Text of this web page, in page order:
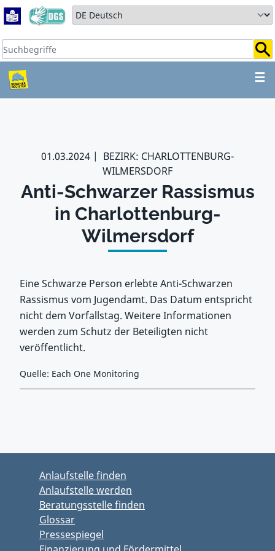
Zum Hauptbereich springen
Zum Hauptmenü springen
Sprache auswählen:
Suchbegriffe:
☰
ZUM HAUPTBEREICH
01.03.2024
BEZIRK: CHARLOTTENBURG-
WILMERSDORF
Anti-Schwarzer Rassismus
in Charlottenburg-
Wilmersdorf
Eine Schwarze Person erlebte Anti-Schwarzen
Rassismus vom Jugendamt. Das Datum entspricht
nicht dem Vorfallstag. Weitere Informationen
werden zum Schutz der Beteiligten nicht
veröffentlicht.
Quelle: Each One Monitoring
Anlaufstelle finden
Anlaufstelle werden
Beratungsstelle finden
Glossar
Pressespiegel